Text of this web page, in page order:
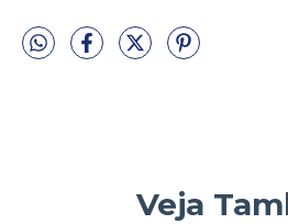
Veja